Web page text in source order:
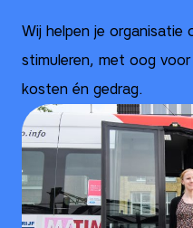
Wij helpen je organisatie
stimuleren, met oog
kosten én gedrag.